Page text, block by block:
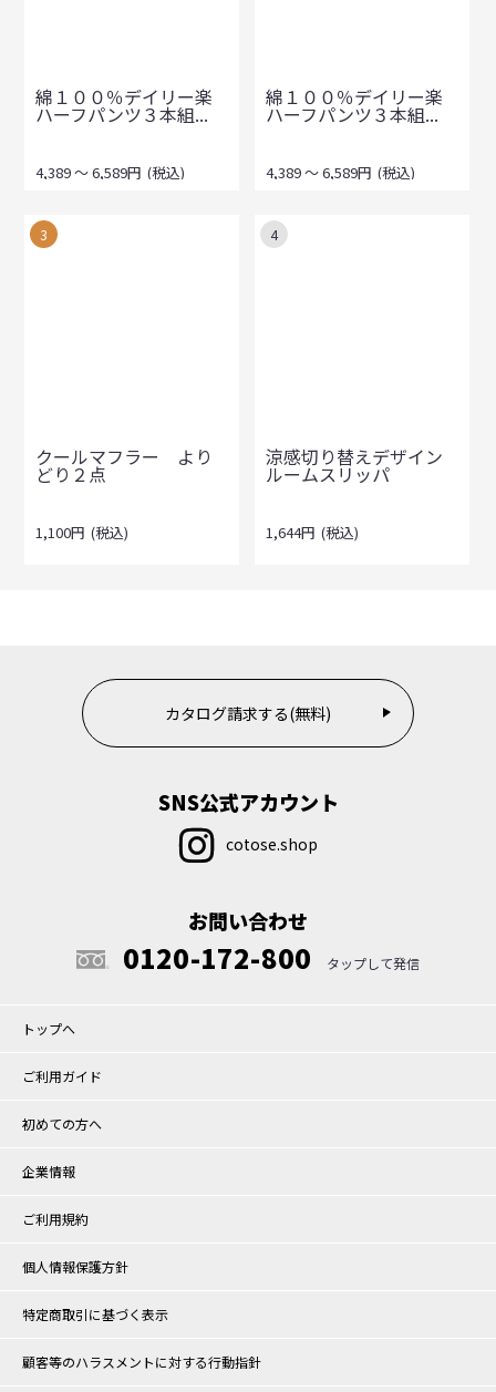
綿１００％デイリー楽
ハーフパンツ３本組...
4,389～6,589円 (税込)
綿１００％デイリー楽
ハーフパンツ３本組...
4,389～6,589円 (税込)
3
クールマフラー より
どり２点
1,100円 (税込)
4
涼感切り替えデザイン
ルームスリッパ
1,644円 (税込)
カタログ請求する(無料)
SNS公式アカウント
cotose.shop
お問い合わせ
0120-172-800
トップへ
ご利用ガイド
初めての方へ
企業情報
ご利用規約
個人情報保護方針
特定商取引に基づく表示
顧客等のハラスメントに対する行動指針